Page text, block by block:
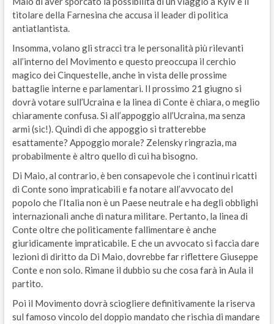
titolare della Farnesina che accusa il leader di politica
antiatlantista.
Insomma, volano gli stracci tra le personalità più rilevanti
all’interno del Movimento e questo preoccupa il cerchio
magico dei Cinquestelle, anche in vista delle prossime
battaglie interne e parlamentari. Il prossimo 21 giugno si
dovrà votare sull’Ucraina e la linea di Conte è chiara, o meglio
chiaramente confusa. Si all’appoggio all’Ucraina, ma senza
armi (sic!). Quindi di che appoggio si tratterebbe
esattamente? Appoggio morale? Zelensky ringrazia, ma
probabilmente è altro quello di cui ha bisogno.
Di Maio, al contrario, è ben consapevole che i continui ricatti
di Conte sono impraticabili e fa notare all’avvocato del
popolo che l’Italia non è un Paese neutrale e ha degli obblighi
internazionali anche di natura militare. Pertanto, la linea di
Conte oltre che politicamente fallimentare è anche
giuridicamente impraticabile. E che un avvocato si faccia dare
lezioni di diritto da Di Maio, dovrebbe far riflettere Giuseppe
Conte e non solo. Rimane il dubbio su che cosa farà in Aula il
partito.
Poi il Movimento dovrà sciogliere definitivamente la riserva
sul famoso vincolo del doppio mandato che rischia di mandare